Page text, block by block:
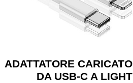
ADATTATORE
DA USB-C A